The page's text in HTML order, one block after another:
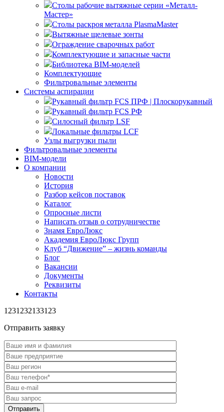
Столы рабочие вытяжные серии «Металл-
Мастер»
Столы раскроя металла PlasmaMaster
Вытяжные щелевые зонты
Ограждение сварочных работ
Комплектующие и запасные части
Библиотека BIM-моделей
Комплектующие
Фильтровальные элементы
Системы аспирации
Рукавный фильтр FCS ПРФ | Плоскорукавный
Рукавный фильтр FCS РФ
Силосный фильтр LSF
Локальные фильтры LCF
Узлы выгрузки пыли
Фильтровальные элементы
BIM-модели
О компании
Новости
История
Разбор кейсов поставок
Каталог
Опросные листи
Написать отзыв о сотрудничестве
Знамя ЕвроЛюкс
Академия ЕвроЛюкс Групп
Клуб “Движение” – жизнь команды
Блог
Вакансии
Документы
Реквизиты
Контакты
1231232133123
Отправить заявку